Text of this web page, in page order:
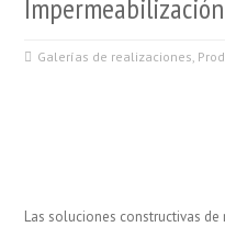
Galerías de realizaciones,
Las soluciones constructivas